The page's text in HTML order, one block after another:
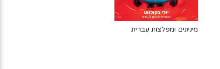
מיניונים ומפלצות עברית